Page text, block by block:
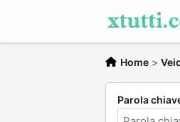
Home >
Parola